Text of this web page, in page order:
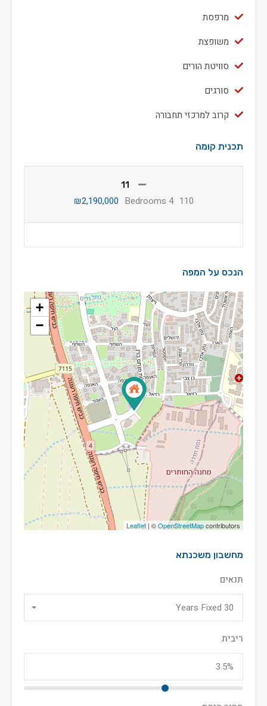
מרפסת
משופצת
סוויטת הורים
סורגים
קרוב למרכזי תחבורה
תכנית קומה
11
110
4 Bedrooms
₪2,190,000
הנכס על המפה
+
−
Leaflet | ©OpenStreetMapcontributors
מחשבון משכנתא
תנאים
30 Years Fixed
ריבית